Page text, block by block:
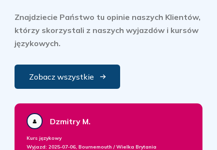
Znajdziecie Państwo tu opinie naszych Klientów,
którzy skorzystali z naszych wyjazdów i kursów
językowych.
Zobacz wszystkie
Dzmitry M.
Kurs językowy
Wyjazd: 2025-07-06, Bournemouth / Wielka Brytania